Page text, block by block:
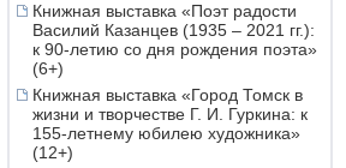
Книжная выставка «Поэт радости
Василий Казанцев (1935 – 2021 гг.):
к 90-летию со дня рождения поэта»
(6+)
Книжная выставка «Город Томск в
жизни и творчестве Г. И. Гуркина: к
155-летнему юбилею художника»
(12+)